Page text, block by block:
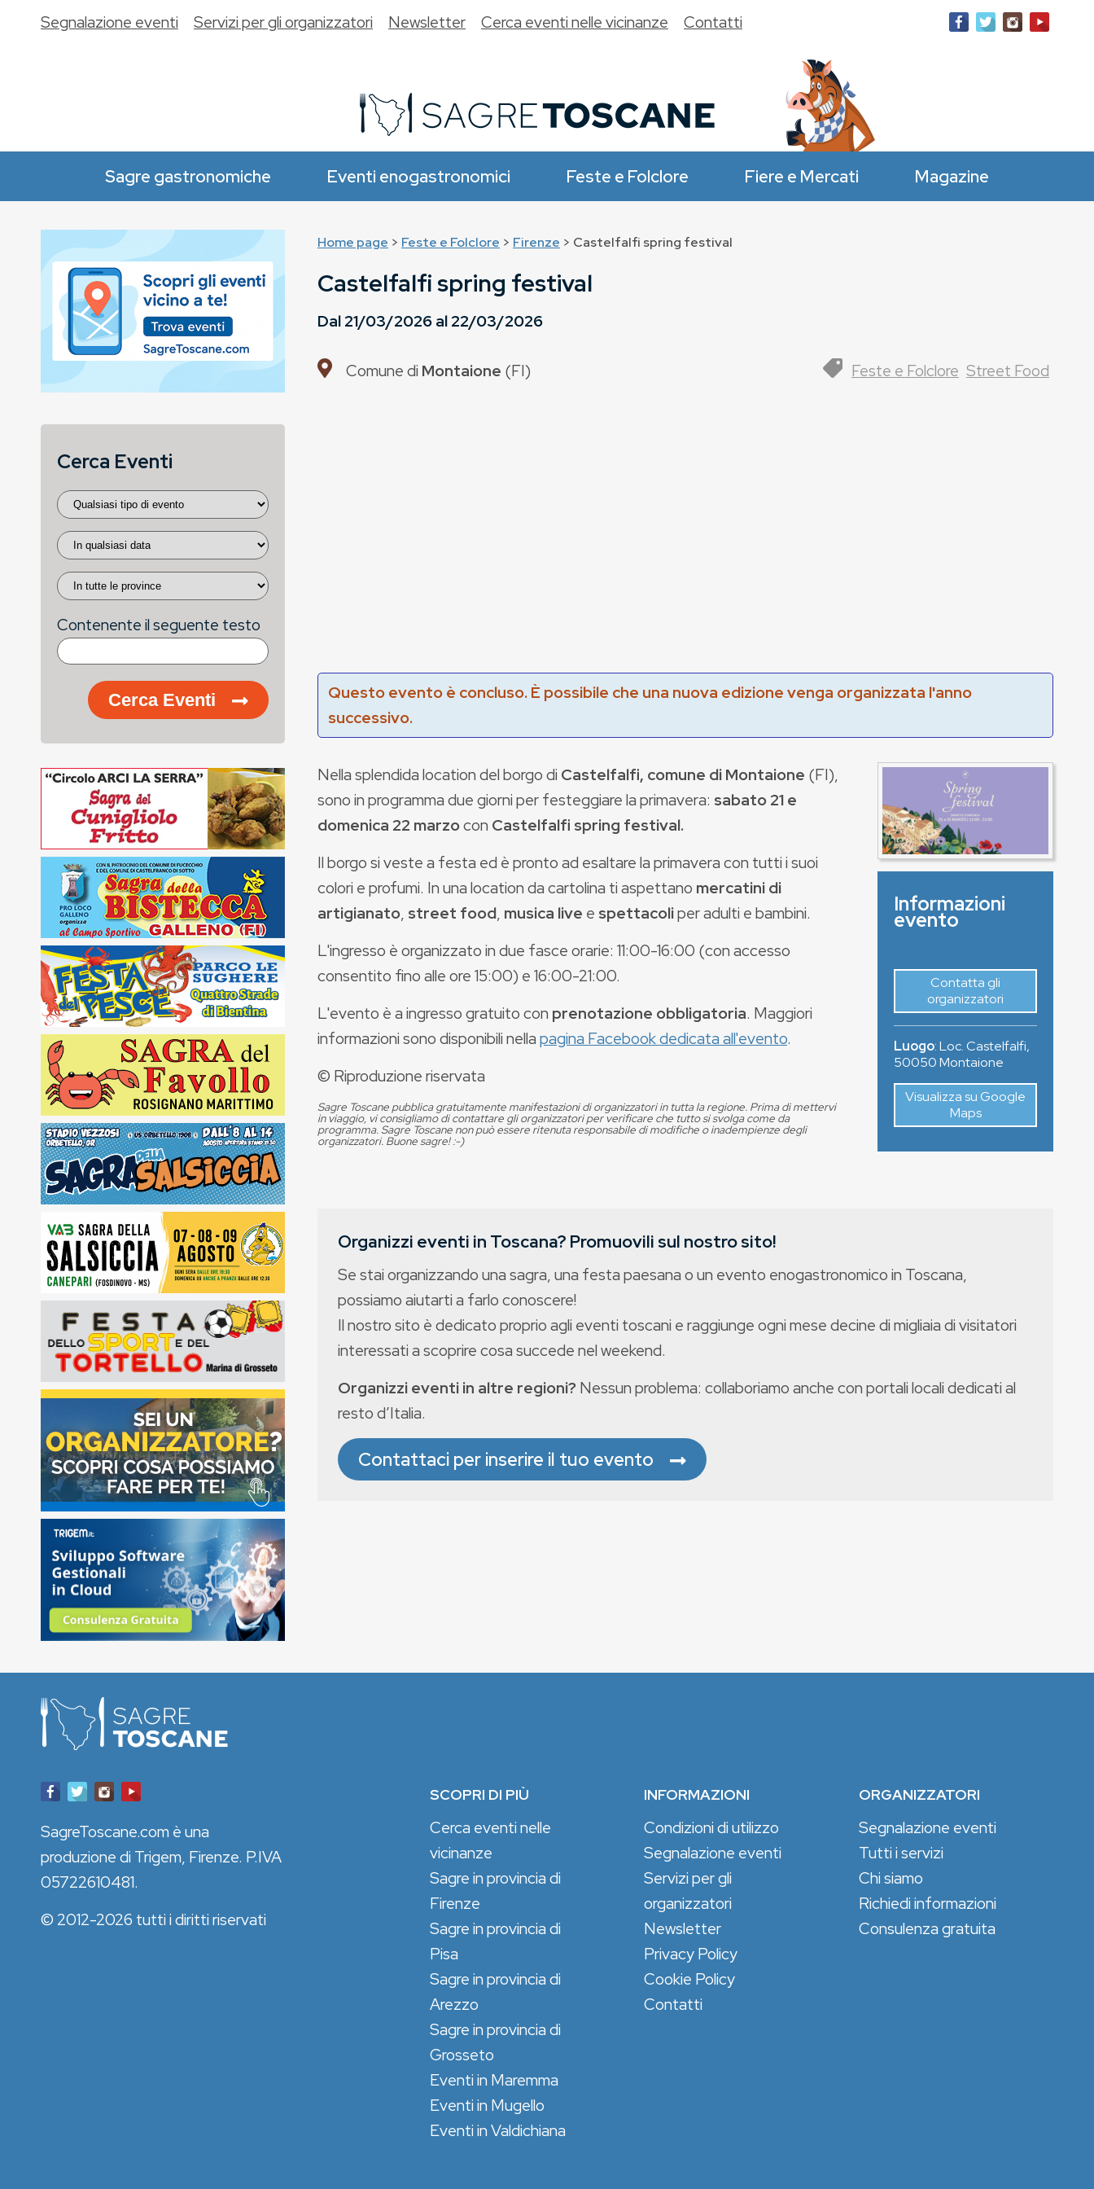
Sagre gastronomiche Eventi enogastronomici Feste e Folclore Fiere e Mercati Magazine
Segnalazione eventi Servizi per gli organizzatori Newsletter Cerca eventi nelle vicinanze Contatti
Home page > Feste e Folclore > Firenze > Castelfalfi spring festival
Castelfalfi spring festival
Dal21/03/2026al22/03/2026
Comune di Montaione (FI) Feste e Folclore Street Food
Questo evento è concluso. È possibile che una nuova edizione venga organizzata l'anno
successivo.
Nella splendida location del borgo di Castelfalfi, comune di Montaione (FI),
sonoin programma due giorni per festeggiare la primavera: sabato 21 e
domenica 22 marzocon Castelfalfi spring festival.
Il borgo si veste a festa ed è pronto ad esaltare la primavera con tutti i suoi
colori e profumi. In una location da cartolina ti aspettano mercatini di
artigianato, street food, musica live e spettacoliper adulti e bambini.
L'ingresso è organizzato in due fasce orarie: 11:00-16:00 (con accesso
consentito fino alle ore 15:00) e 16:00-21:00.
L'evento è a ingresso gratuito con prenotazione obbligatoria. Maggiori
informazioni sono disponibili nellapagina Facebook dedicata all'evento.
© Riproduzione riservata
Sagre Toscane pubblica gratuitamente manifestazioni di organizzatori in tutta la regione. Prima di mettervi
in viaggio, vi consigliamo di contattare gli organizzatori per verificare che tutto si svolga come da
programma. Sagre Toscane non può essere ritenuta responsabile di modifiche o inadempienze degli
organizzatori. Buone sagre! :-)
Informazioni
evento
Contatta gli
organizzatori
Luogo:Loc. Castelfalfi,
50050Montaione
Visualizza su Google
Maps
Organizzi eventi in Toscana? Promuovili sul nostro sito!
Se stai organizzando una sagra, una festa paesana o un evento enogastronomico in Toscana,
possiamo aiutarti a farlo conoscere!
Il nostro sito è dedicato proprio agli eventi toscani e raggiunge ogni mese decine di migliaia di visitatori
interessati a scoprire cosa succede nel weekend.
Organizzi eventi in altre regioni? Nessun problema: collaboriamo anche con portali locali dedicati al
resto d’Italia.
Contattaci per inserire il tuo evento
Cerca Eventi
Contenente il seguente testo
Cerca Eventi
SCOPRI DI PIÙ
Cerca eventi nelle
vicinanze
Sagre in provincia di
Firenze
Sagre in provincia di
Pisa
Sagre in provincia di
Arezzo
Sagre in provincia di
Grosseto
Eventi in Maremma
Eventi in Mugello
Eventi in Valdichiana
INFORMAZIONI
Condizioni di utilizzo
Segnalazione eventi
Servizi per gli
organizzatori
Newsletter
Privacy Policy
Cookie Policy
Contatti
ORGANIZZATORI
Segnalazione eventi
Tutti i servizi
Chi siamo
Richiedi informazioni
Consulenza gratuita
SagreToscane.com è una
produzione di Trigem, Firenze. P.IVA
05722610481.
© 2012-2026 tutti i diritti riservati